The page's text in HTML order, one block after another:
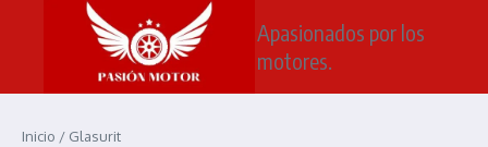
Saltar al contenido
Apasionados por los
motores.
Inicio / Glasurit